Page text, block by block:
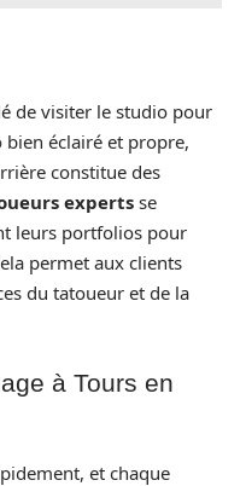
de visiter le studio pour
éclairé et propre,
constitue des
experts se
leurs portfolios pour
permet aux clients
du tatoueur et de la
à Tours en
et chaque